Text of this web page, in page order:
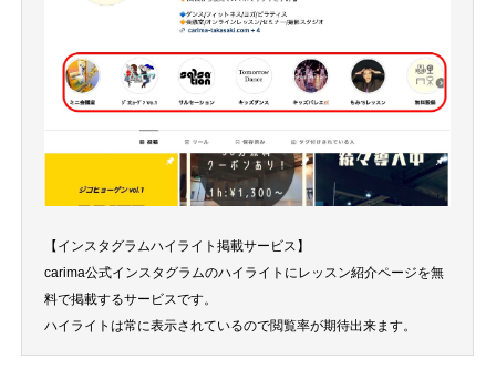
【インスタグラムハイライト掲載サービス】
carima公式インスタグラムのハイライトにレッスン紹介ページを無
料で掲載するサービスです。
ハイライトは常に表示されているので閲覧率が期待出来ます。